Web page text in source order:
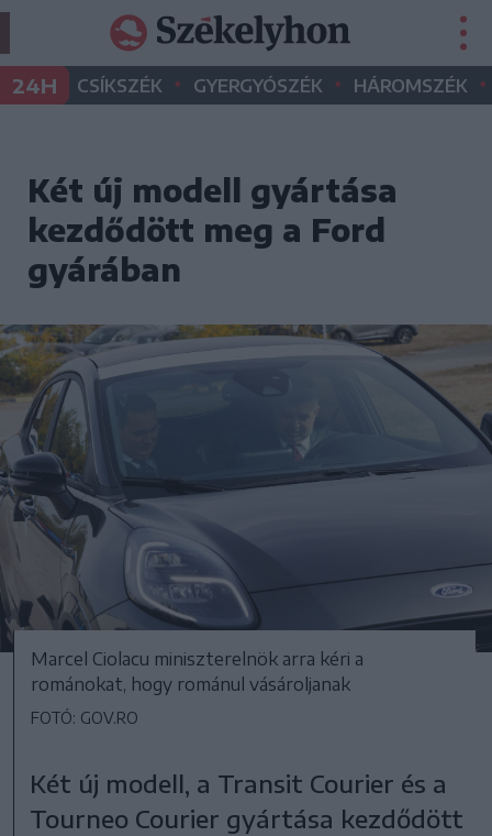
24H CSÍKSZÉK • GYERGYÓSZÉK • HÁROMSZÉK •
Két új modell gyártása
kezdődött meg a Ford
gyárában
Marcel Ciolacu miniszterelnök arra kéri a
románokat, hogy románul vásároljanak
FOTÓ: GOV.RO
Két új modell, a Transit Courier és a
Tourneo Courier gyártása kezdődött